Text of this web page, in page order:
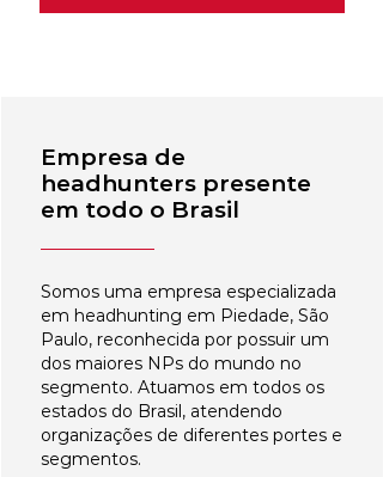
Empresa de
headhunters presente
em todo o Brasil
Somos uma empresa especializada
em headhunting em Piedade, São
Paulo, reconhecida por possuir um
dos maiores NPs do mundo no
segmento. Atuamos em todos os
estados do Brasil, atendendo
organizações de diferentes portes e
segmentos.